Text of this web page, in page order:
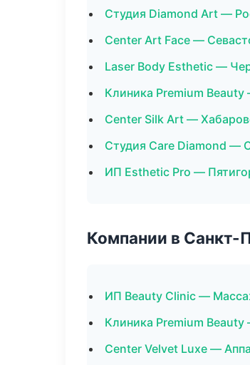
Студия Diamond Art —
Center Art Face —
Laser Body Esthetic —
Клиника Premium
Center Silk Art —
Студия Care Diamond —
ИП Esthetic Pro —
Компании в Санкт-
ИП Beauty Clinic —
Клиника Premium Beauty
Center Velvet Luxe —